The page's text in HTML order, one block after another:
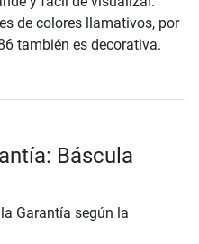
de colores llamativos, por
también es decorativa.
Báscula
Garantía según la